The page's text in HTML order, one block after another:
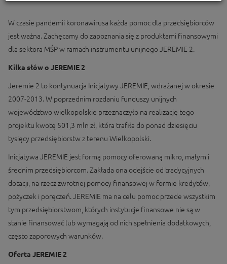
W czasie pandemii koronawirusa każda pomoc dla przedsiębiorców
jest ważna. Zachęcamy do zapoznania się z produktami finansowymi
dla sektora MŚP w ramach instrumentu unijnego JEREMIE 2.
Kilka słów o JEREMIE 2
Jeremie 2 to kontynuacja Inicjatywy JEREMIE, wdrażanej w okresie
2007-2013. W poprzednim rozdaniu funduszy unijnych
województwo wielkopolskie przeznaczyło na realizację tego
projektu kwotę 501,3 mln zł, która trafiła do ponad dziesięciu
tysięcy przedsiębiorstw z terenu Wielkopolski.
Inicjatywa JEREMIE jest formą pomocy oferowaną mikro, małym i
średnim przedsiębiorcom. Zakłada ona odejście od tradycyjnych
dotacji, na rzecz zwrotnej pomocy finansowej w formie kredytów,
pożyczek i poręczeń. JEREMIE ma na celu pomoc przede wszystkim
tym przedsiębiorstwom, których instytucje finansowe nie są w
stanie finansować lub wymagają od nich spełnienia dodatkowych,
często zaporowych warunków.
Oferta JEREMIE 2